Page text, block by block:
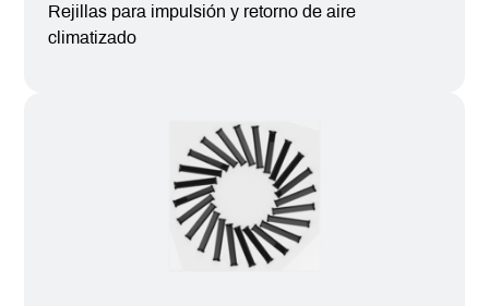
Rejillas para impulsión y retorno de aire
climatizado